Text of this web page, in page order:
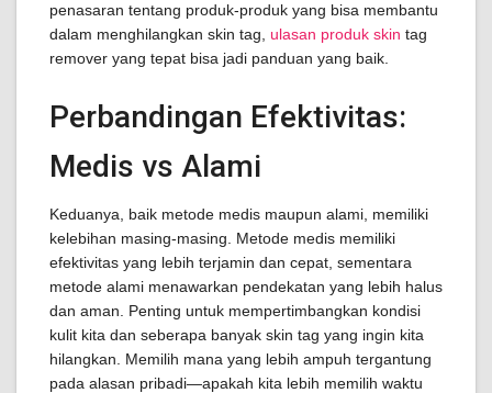
penasaran tentang produk-produk yang bisa membantu
dalam menghilangkan skin tag, ulasan produk skin tag
remover yang tepat bisa jadi panduan yang baik.
Perbandingan Efektivitas:
Medis vs Alami
Keduanya, baik metode medis maupun alami, memiliki
kelebihan masing-masing. Metode medis memiliki
efektivitas yang lebih terjamin dan cepat, sementara
metode alami menawarkan pendekatan yang lebih halus
dan aman. Penting untuk mempertimbangkan kondisi
kulit kita dan seberapa banyak skin tag yang ingin kita
hilangkan. Memilih mana yang lebih ampuh tergantung
pada alasan pribadi—apakah kita lebih memilih waktu